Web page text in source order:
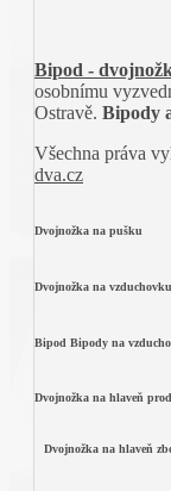
Bipod -
osobnímu
Ostravě. Bipody
Všechna práva
dva.cz
Dvojnožka na pušku
Dvojnožka na vzduchovku
Bipod Bipody na
Dvojnožka na hlaveň
Dvojnožka na hlaveň